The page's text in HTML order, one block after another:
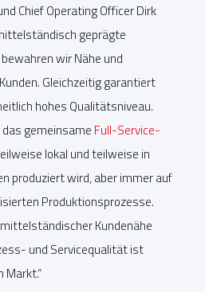
Chief Operating Officer Dirk
geprägte
wir Nähe und
Gleichzeitig garantiert
hohes Qualitätsniveau.
gemeinsame Full-Service-
lokal und teilweise in
produziert wird, aber immer auf
Produktionsprozesse.
Kundenähe
und Servicequalität ist
Markt.“